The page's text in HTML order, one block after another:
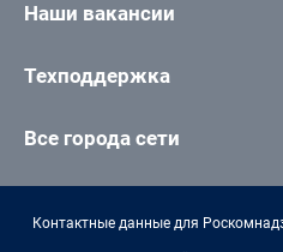
Наши вакансии
Техподдержка
Все города сети
Контактные данные для